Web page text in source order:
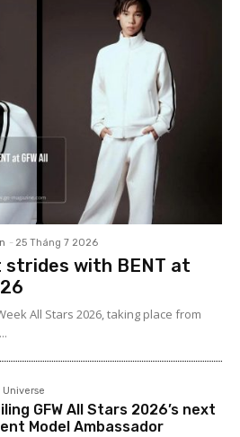
- 25 Tháng 7 2026
strides with BENT at
All Stars 2026, taking place from
GFW All Stars 2026’s next
Model Ambassador